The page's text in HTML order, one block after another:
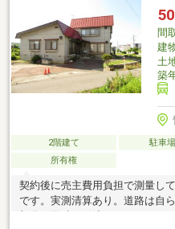
まで約1970m＊＊その他＊＊上
営管で問題なし(書類等も必要な
間
建
土
築
2階建て 駐車
所有権
契約後に売主費用負担で測量し
です。実測清算あり。道路は自